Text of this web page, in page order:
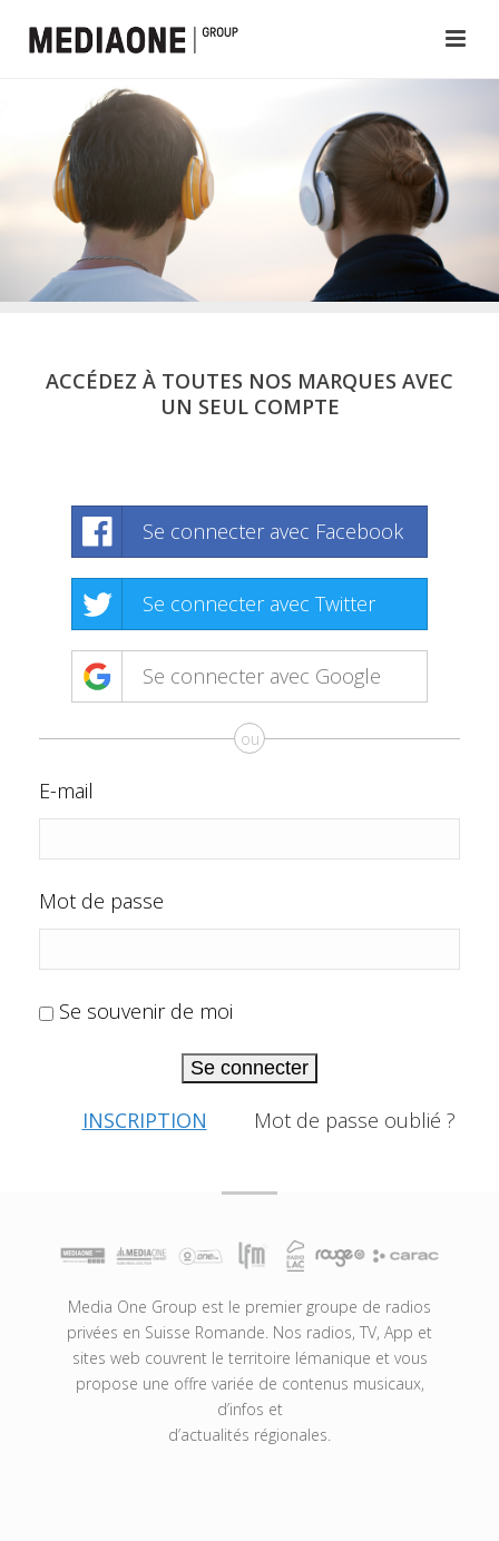
ACCÉDEZ À TOUTES NOS MARQUES AVEC
UN SEUL COMPTE
Se connecter avec Facebook
Se connecter avec Twitter
Se connecter avec Google
ou
E-mail
Mot de passe
Se souvenir de moi
Se connecter
INSCRIPTION Mot de passe oublié ?
Media One Group est le premier groupe de radios
privées en Suisse Romande. Nos radios, TV, App et
sites web couvrent le territoire lémanique et vous
propose une offre variée de contenus musicaux,
d’infos et
d’actualités régionales.